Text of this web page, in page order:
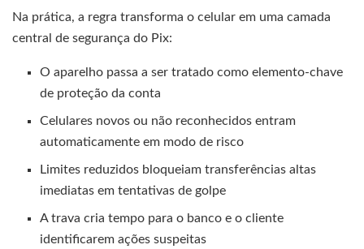
Na prática, a regra transforma o celular em uma camada
central de segurança do Pix:
O aparelho passa a ser tratado como elemento-chave
de proteção da conta
Celulares novos ou não reconhecidos entram
automaticamente em modo de risco
Limites reduzidos bloqueiam transferências altas
imediatas em tentativas de golpe
A trava cria tempo para o banco e o cliente
identificarem ações suspeitas